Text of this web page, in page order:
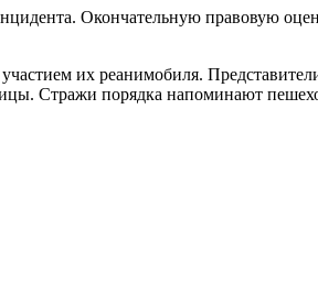
Окончательную правовую
их реанимобиля.
Стражи порядка напоминают